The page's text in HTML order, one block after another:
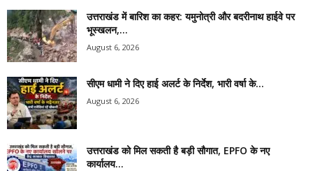
उत्तराखंड में बारिश का कहर: यमुनोत्री और बदरीनाथ हाईवे पर
भूस्खलन,...
August 6, 2026
सीएम धामी ने दिए हाई अलर्ट के निर्देश, भारी वर्षा के...
August 6, 2026
उत्तराखंड को मिल सकती है बड़ी सौगात, EPFO के नए
कार्यालय...